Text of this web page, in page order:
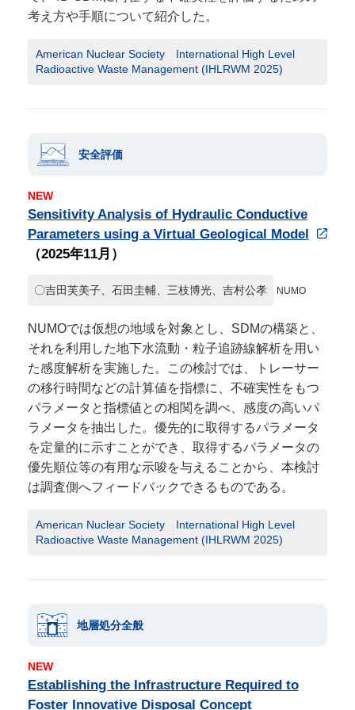
考え方や手順について紹介した。
American Nuclear Society International High Level
Radioactive Waste Management (IHLRWM 2025)
安全評価
NEW
Sensitivity Analysis of Hydraulic Conductive
Parameters using a Virtual Geological Model
（2025年11月）
〇吉田芙美子、石田圭輔、三枝博光、吉村公孝 NUMO
NUMOでは仮想の地域を対象とし、SDMの構築と、
それを利用した地下水流動・粒子追跡線解析を用い
た感度解析を実施した。この検討では、トレーサー
の移行時間などの計算値を指標に、不確実性をもつ
パラメータと指標値との相関を調べ、感度の高いパ
ラメータを抽出した。優先的に取得するパラメータ
を定量的に示すことができ、取得するパラメータの
優先順位等の有用な示唆を与えることから、本検討
は調査側へフィードバックできるものである。
American Nuclear Society International High Level
Radioactive Waste Management (IHLRWM 2025)
地層処分全般
NEW
Establishing the Infrastructure Required to
Foster Innovative Disposal Concept